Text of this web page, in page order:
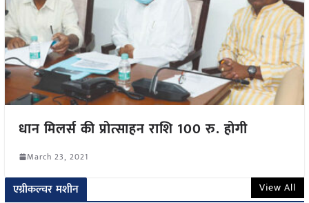
धान मिलर्स की प्रोत्साहन राशि 100 रु. होगी
March 23, 2021
एग्रीकल्चर मशीन View All